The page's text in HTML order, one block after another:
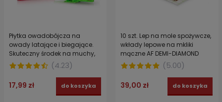
Płytka owadobójcza na
owady latające i biegające.
Skuteczny środek na muchy,
meszki, komary, mole, pchły,
mrówki PŁYTKA NA OWADY
(4.23)
17,99 zł do koszyka
10 szt. Lep na mole spożywcze,
wkłady lepowe na mkliki
mączne AF DEMI-DIAMOND
(5.00)
39,00 zł do koszyka